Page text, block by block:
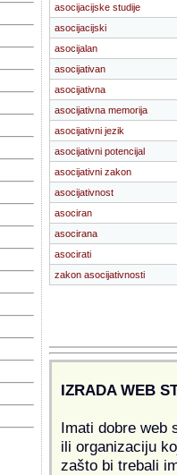
asocijacijske studije
asocijacijski
asocijalan
asocijativan
asocijativna
asocijativna memorija
asocijativni jezik
asocijativni potencijal
asocijativni zakon
asocijativnost
asociran
asocirana
asocirati
zakon asocijativnosti
IZRADA WEB
Imati dobre web
ili organizaciju
zašto bi trebali